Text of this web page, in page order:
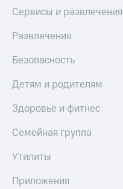
Сервисы и развлечения
Развлечения
Безопасность
Детям и родителям
Здоровье и фитнес
Семейная группа
Утилиты
Приложения